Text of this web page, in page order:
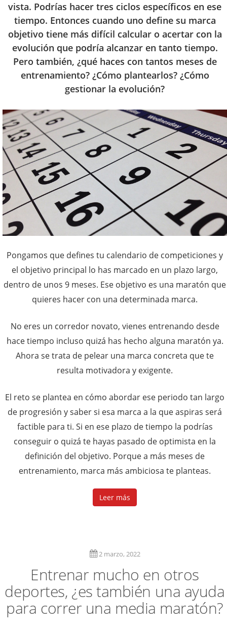
vista. Podrías hacer tres ciclos específicos en ese
tiempo. Entonces cuando uno define su marca
objetivo tiene más difícil calcular o acertar con la
evolución que podría alcanzar en tanto tiempo.
Pero también, ¿qué haces con tantos meses de
entrenamiento? ¿Cómo plantearlos? ¿Cómo
gestionar la evolución?
Pongamos que defines tu calendario de competiciones y
el objetivo principal lo has marcado en un plazo largo,
dentro de unos 9 meses. Ese objetivo es una maratón que
quieres hacer con una determinada marca.
No eres un corredor novato, vienes entrenando desde
hace tiempo incluso quizá has hecho alguna maratón ya.
Ahora se trata de pelear una marca concreta que te
resulta motivadora y exigente.
El reto se plantea en cómo abordar ese periodo tan largo
de progresión y saber si esa marca a la que aspiras será
factible para ti. Si en ese plazo de tiempo la podrías
conseguir o quizá te hayas pasado de optimista en la
definición del objetivo. Porque a más meses de
entrenamiento, marca más ambiciosa te planteas.
Leer más
2 marzo, 2022
Entrenar mucho en otros
deportes, ¿es también una ayuda
para correr una media maratón?